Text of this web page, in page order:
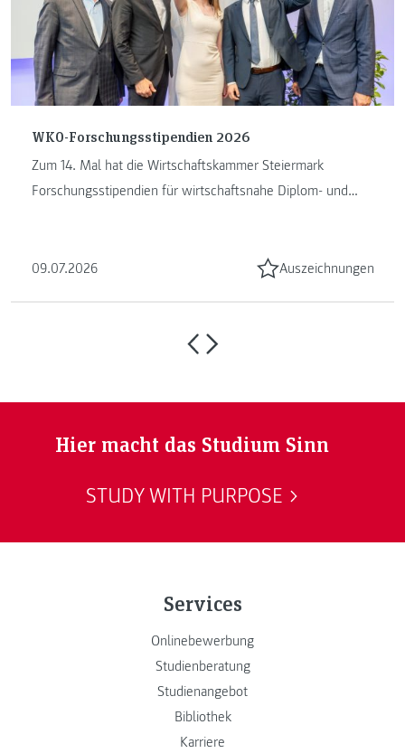
WKO-Forschungsstipendien 2026
Zum 14. Mal hat die Wirtschaftskammer Steiermark
Forschungsstipendien für wirtschaftsnahe Diplom- und
09.07.2026 Auszeichnungen
Hier macht das Studium Sinn
STUDY WITH PURPOSE
Services
Onlinebewerbung
Studienberatung
Studienangebot
Bibliothek
Karriere